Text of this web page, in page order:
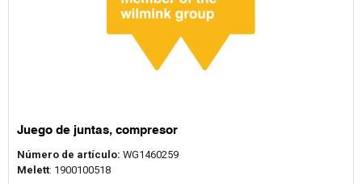
Juego de juntas, compresor
Número de artículo: WG1460259
Melett: 1900100518